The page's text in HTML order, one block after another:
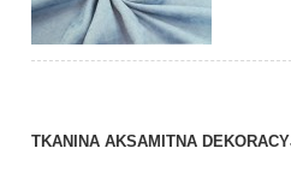
TKANINA AKSAMITNA